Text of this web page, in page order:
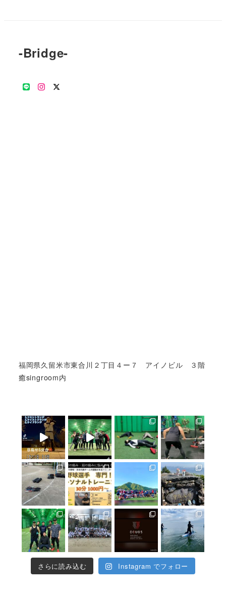
-Bridge-
公
式
Instagram
Twitter
福岡県久留米市東合川２丁目４ー７ アイノビル ３階
癒singroom内
さらに読み込む Instagram でフォロー